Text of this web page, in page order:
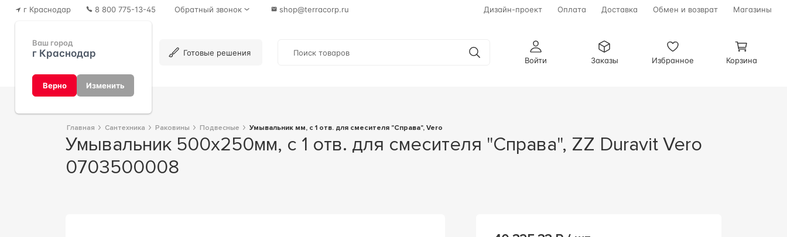
г Краснодар
Ваш город
г Краснодар
Верно Изменить
8 800 775-13-45 Обратный звонок shop@terracorp.ru Дизайн-проект Оплата Доставка Обмен и возврат Магазины
Готовые решения
Войти
Заказы Избранное Корзина
Главная Сантехника Раковины Подвесные Умывальник мм, с 1 отв. для смесителя "Справа", Vero
Умывальник 500х250мм, с 1 отв. для смесителя "Справа", ZZ Duravit Vero
0703500008